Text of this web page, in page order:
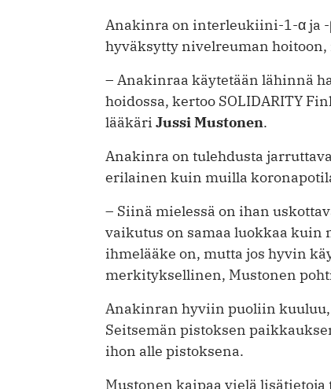
Anakinra on interleukiini-1-α ja
hyväksytty nivelreuman
– Anakinraa käytetään lähinnä
hoidossa, kertoo SOLIDARITY
lääkäri Jussi Mustonen.
Anakinra on tulehdusta
erilainen kuin muilla
– Siinä mielessä on ihan
vaikutus on samaa luokkaa kuin
ihmelääke on, mutta jos hyvin
merkityksellinen, Mustonen
Anakinran hyviin puoliin
Seitsemän pistoksen
ihon alle pistoksena.
Mustonen kaipaa vielä